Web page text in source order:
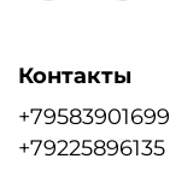
Контакты
+79583901699
+79225896135